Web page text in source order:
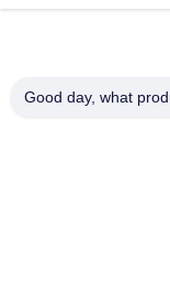
Good day, what